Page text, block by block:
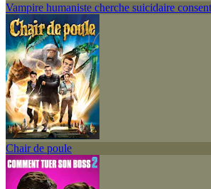
Vampire humaniste cherche suicidaire
Chair de poule